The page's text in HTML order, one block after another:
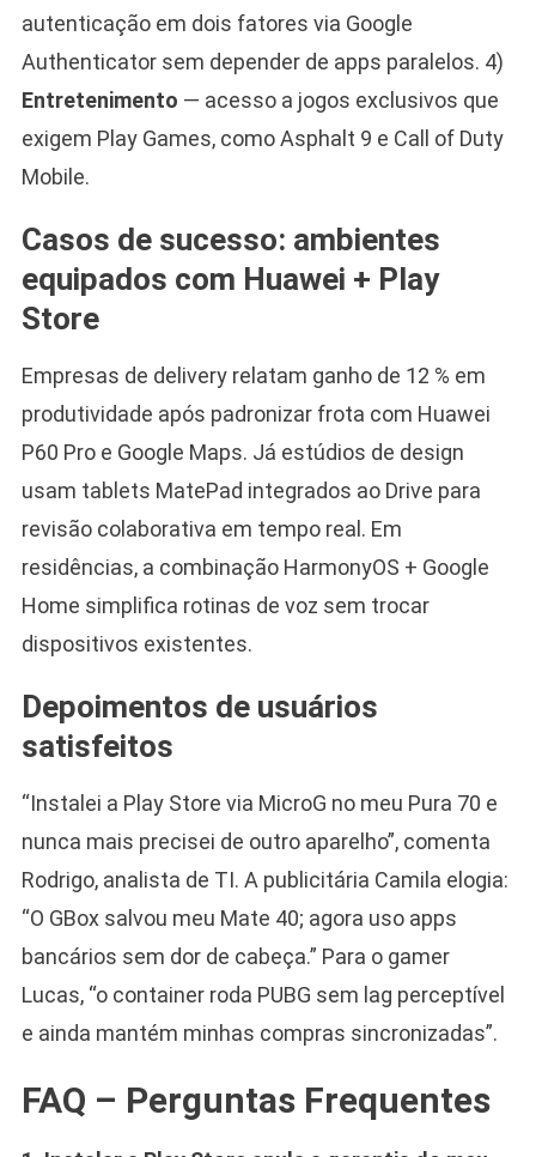
autenticação em dois fatores via Google
Authenticator sem depender de apps paralelos. 4)
Entretenimento — acesso a jogos exclusivos que
exigem Play Games, como Asphalt 9 e Call of Duty
Mobile.
Casos de sucesso: ambientes
equipados com Huawei + Play
Store
Empresas de delivery relatam ganho de 12 % em
produtividade após padronizar frota com Huawei
P60 Pro e Google Maps. Já estúdios de design
usam tablets MatePad integrados ao Drive para
revisão colaborativa em tempo real. Em
residências, a combinação HarmonyOS + Google
Home simplifica rotinas de voz sem trocar
dispositivos existentes.
Depoimentos de usuários
satisfeitos
“Instalei a Play Store via MicroG no meu Pura 70 e
nunca mais precisei de outro aparelho”, comenta
Rodrigo, analista de TI. A publicitária Camila elogia:
“O GBox salvou meu Mate 40; agora uso apps
bancários sem dor de cabeça.” Para o gamer
Lucas, “o container roda PUBG sem lag perceptível
e ainda mantém minhas compras sincronizadas”.
FAQ – Perguntas Frequentes